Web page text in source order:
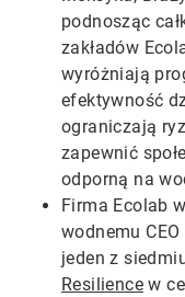
podnosząc
zakładów
wyróżniają
efektywność
ograniczają
zapewnić
odporną na
Firma Ecolab
wodnemu
jeden z
Resilience w